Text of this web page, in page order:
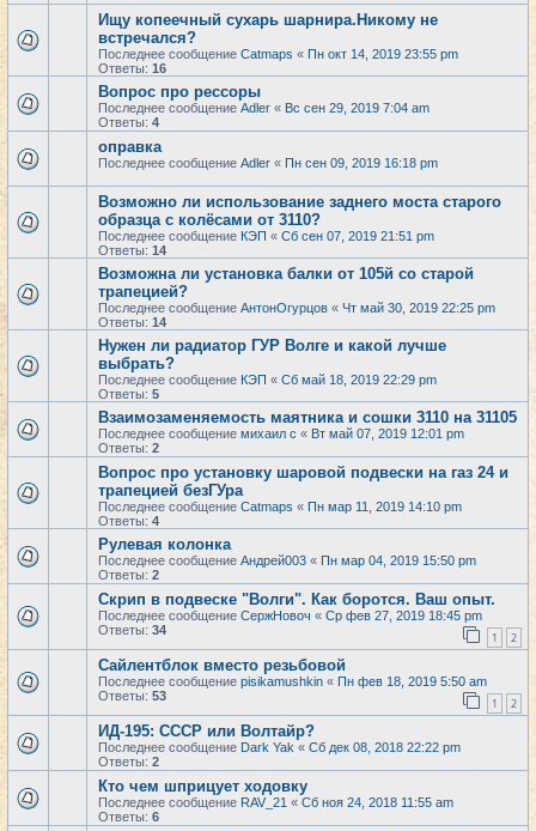
Ищу копеечный сухарь шарнира.Никому не
встречался?
Последнее сообщение Catmaps « Пн окт 14, 2019 23:55 pm
Ответы: 16
Вопрос про рессоры
Последнее сообщение Adler « Вс сен 29, 2019 7:04 am
Ответы: 4
оправка
Последнее сообщение Adler « Пн сен 09, 2019 16:18 pm
Возможно ли использование заднего моста старого
образца с колёсами от 3110?
Последнее сообщение КЭП « Сб сен 07, 2019 21:51 pm
Ответы: 14
Возможна ли установка балки от 105й со старой
трапецией?
Последнее сообщение АнтонОгурцов « Чт май 30, 2019 22:25 pm
Ответы: 14
Нужен ли радиатор ГУР Волге и какой лучше
выбрать?
Последнее сообщение КЭП « Сб май 18, 2019 22:29 pm
Ответы: 5
Взаимозаменяемость маятника и сошки 3110 на 31105
Последнее сообщение михаил с « Вт май 07, 2019 12:01 pm
Ответы: 2
Вопрос про установку шаровой подвески на газ 24 и
трапецией безГУра
Последнее сообщение Catmaps « Пн мар 11, 2019 14:10 pm
Ответы: 4
Рулевая колонка
Последнее сообщение Андрей003 « Пн мар 04, 2019 15:50 pm
Ответы: 2
Скрип в подвеске "Волги". Как боротся. Ваш опыт.
Последнее сообщение СержНовоч « Ср фев 27, 2019 18:45 pm
Ответы: 34 1 2
Сайлентблок вместо резьбовой
Последнее сообщение pisikamushkin « Пн фев 18, 2019 5:50 am
Ответы: 53 1 2
ИД-195: СССР или Волтайр?
Последнее сообщение Dark Yak « Сб дек 08, 2018 22:22 pm
Ответы: 2
Кто чем шприцует ходовку
Последнее сообщение RAV_21 « Сб ноя 24, 2018 11:55 am
Ответы: 6